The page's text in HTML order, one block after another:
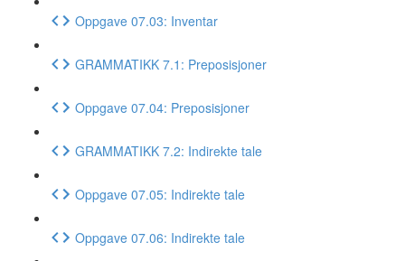
Oppgave 07.03: Inventar
GRAMMATIKK 7.1: Preposisjoner
Oppgave 07.04: Preposisjoner
GRAMMATIKK 7.2: Indirekte tale
Oppgave 07.05: Indirekte tale
Oppgave 07.06: Indirekte tale